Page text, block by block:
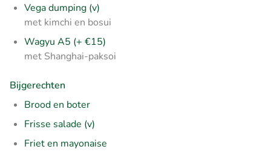
Vega dumping (v)
met kimchi en bosui
Wagyu A5 (+ €15)
met Shanghai-paksoi
Bijgerechten
Brood en boter
Frisse salade (v)
Friet en mayonaise